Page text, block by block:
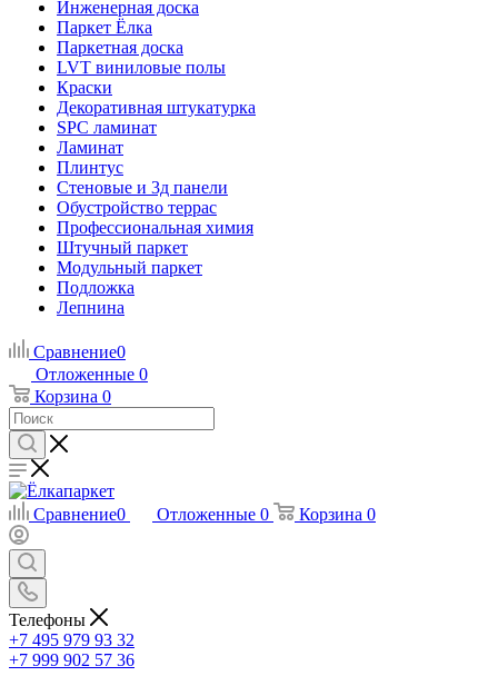
Инженерная доска
Паркет Ёлка
Паркетная доска
LVT виниловые полы
Краски
Декоративная штукатурка
SPC ламинат
Ламинат
Плинтус
Стеновые и 3д панели
Обустройство террас
Профессиональная химия
Штучный паркет
Модульный паркет
Подложка
Лепнина
Сравнение0
Отложенные 0
Корзина 0
Сравнение0 Отложенные 0 Корзина 0
Телефоны
+7 495 979 93 32
+7 999 902 57 36